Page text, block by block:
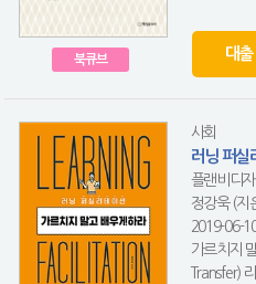
북큐브 대출
사회
러닝 퍼실
플랜비디
정강욱 (지
2019-06-
가르치지
Transfer)